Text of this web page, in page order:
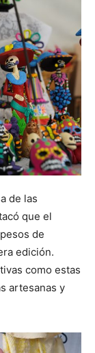
de las
que el
de
edición.
como estas
artesanas y